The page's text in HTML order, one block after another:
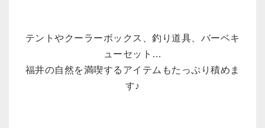
テントやクーラーボックス、釣り道具、バーベキ
ューセット…
福井の自然を満喫するアイテムもたっぷり積めま
す♪